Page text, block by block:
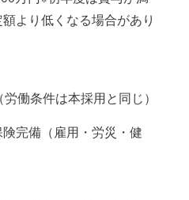
より低くなる場合があり
働条件は本採用と同じ）
完備（雇用・労災・健